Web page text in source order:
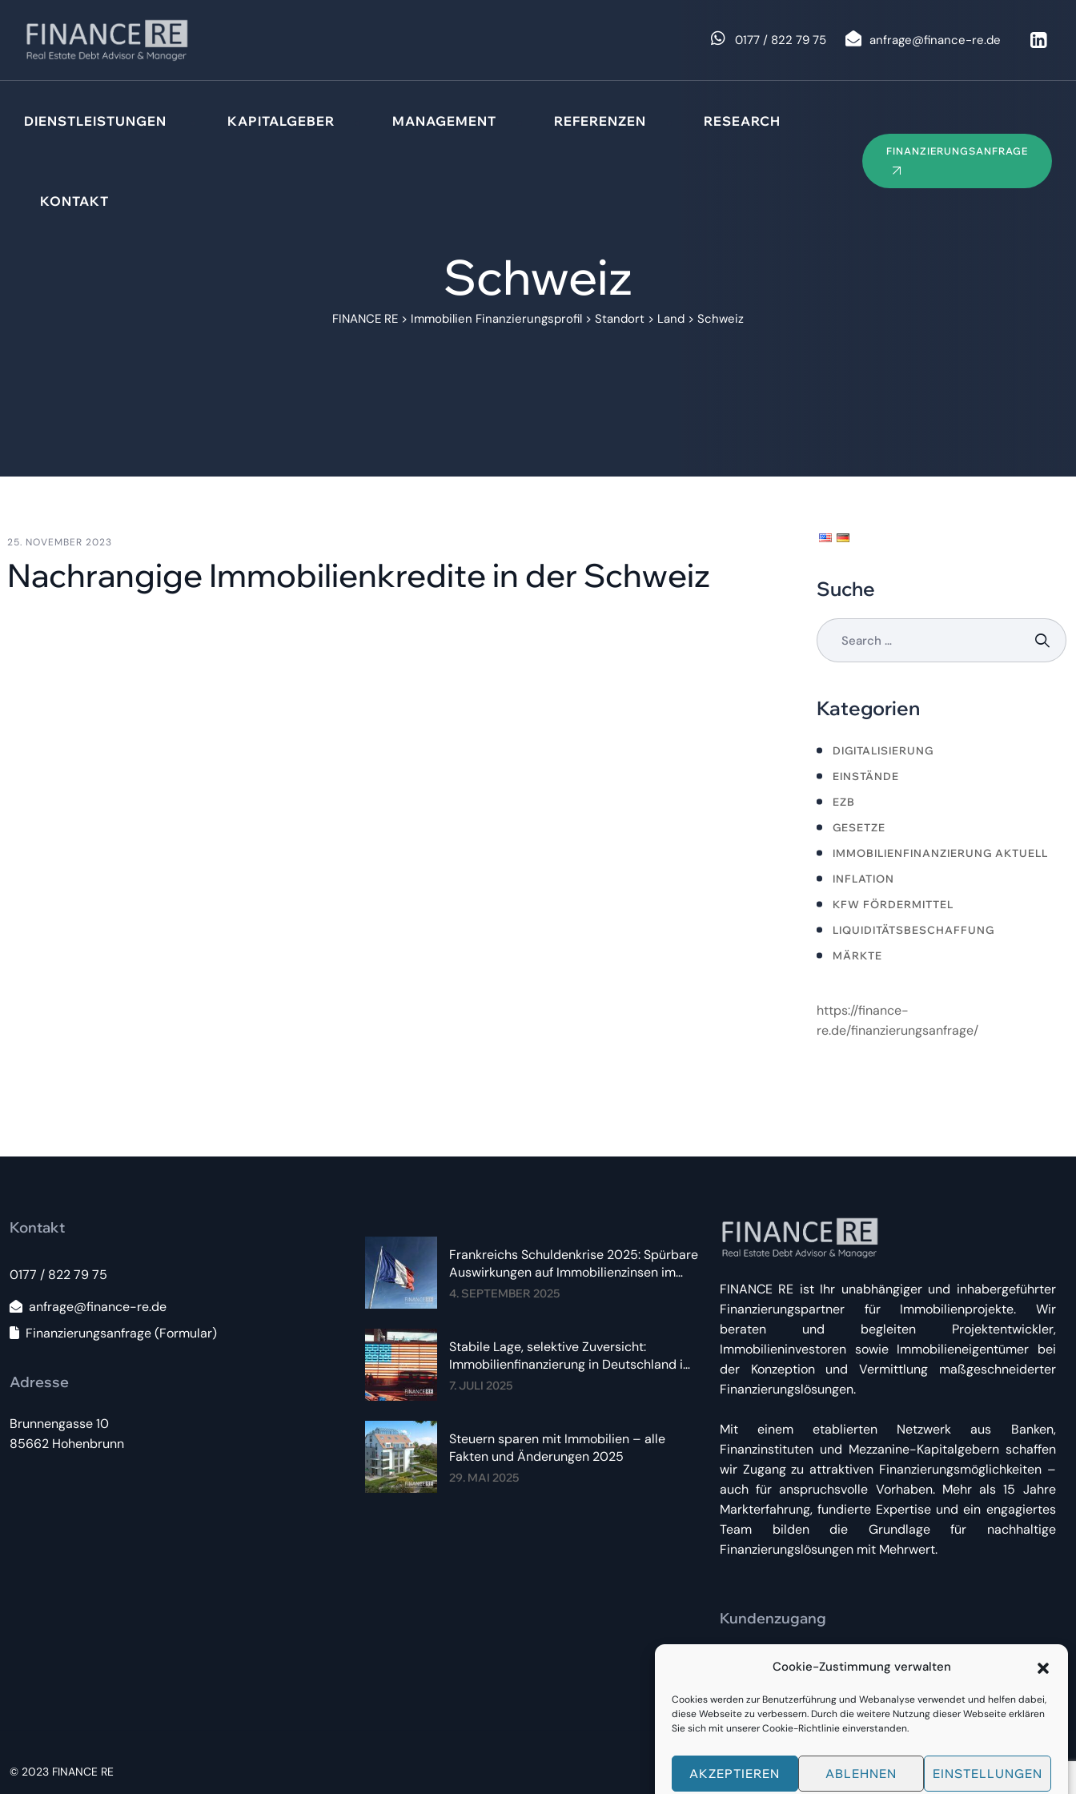
Cookie-Zustimmung verwalten
Cookies werden zur Benutzerführung und Webanalyse verwendet und helfen dabei,
diese Webseite zu verbessern. Durch die weitere Nutzung dieser Webseite erklären
Sie sich mit unserer Cookie-Richtlinie einverstanden.
AKZEPTIEREN ABLEHNEN EINSTELLUNGEN
0177 / 822 79 75 anfrage@finance-re.de
DIENSTLEISTUNGEN KAPITALGEBER MANAGEMENT REFERENZEN RESEARCH
KONTAKT
FINANZIERUNGSANFRAGE
Schweiz
FINANCE RE > Immobilien Finanzierungsprofil > Standort > Land > Schweiz
25. NOVEMBER 2023
Nachrangige Immobilienkredite in der Schweiz Suche
Kategorien
DIGITALISIERUNG
EINSTÄNDE
EZB
GESETZE
IMMOBILIENFINANZIERUNG AKTUELL
INFLATION
KFW FÖRDERMITTEL
LIQUIDITÄTSBESCHAFFUNG
MÄRKTE
https://finance-
re.de/finanzierungsanfrage/
Kontakt
0177 / 822 79 75
anfrage@finance-re.de
Finanzierungsanfrage (Formular)
Adresse
Brunnengasse 10
85662 Hohenbrunn
Frankreichs Schuldenkrise 2025: Spürbare
Auswirkungen auf Immobilienzinsen im
Euroraum
4. SEPTEMBER 2025
Stabile Lage, selektive Zuversicht:
Immobilienfinanzierung in Deutschland im
Sommer 2025
7. JULI 2025
Steuern sparen mit Immobilien – alle
Fakten und Änderungen 2025
29. MAI 2025
FINANCE RE ist Ihr unabhängiger und inhabergeführter
Finanzierungspartner für Immobilienprojekte. Wir
beraten und begleiten Projektentwickler,
Immobilieninvestoren sowie Immobilieneigentümer bei
der Konzeption und Vermittlung maßgeschneiderter
Finanzierungslösungen.
Mit einem etablierten Netzwerk aus Banken,
Finanzinstituten und Mezzanine-Kapitalgebern schaffen
wir Zugang zu attraktiven Finanzierungsmöglichkeiten –
auch für anspruchsvolle Vorhaben. Mehr als 15 Jahre
Markterfahrung, fundierte Expertise und ein engagiertes
Team bilden die Grundlage für nachhaltige
Finanzierungslösungen mit Mehrwert.
Kundenzugang
Bestehende Kunden finden hier direkt Zugang
zu
© 2023 FINANCE RE
Impressum Datenschutz Cookie-Richtlinie (EU)